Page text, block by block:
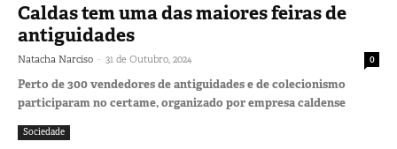
Caldas tem uma das maiores feiras de
antiguidades
Natacha Narciso - 31 de Outubro, 2024 0
Perto de 300 vendedores de antiguidades e de colecionismo
participaram no certame, organizado por empresa caldense
Sociedade